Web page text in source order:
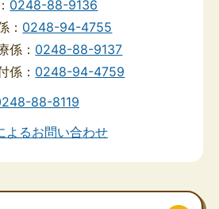
0248-88-9136
： 0248-94-4755
係： 0248-88-9137
係： 0248-94-4759
88-8119
よるお問い合わせ